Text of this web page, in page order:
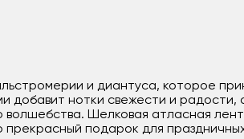
и диантуса, которое
добавит нотки свежести и
Шелковая атласная
подарок для